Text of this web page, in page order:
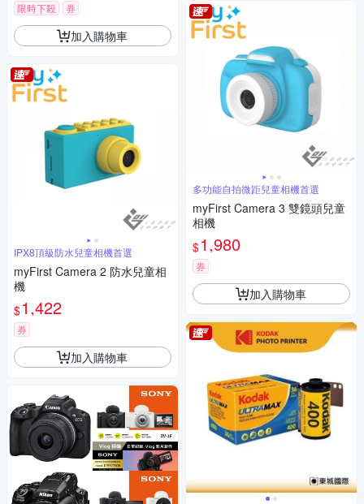
限時下殺
券
加入購物車
IPX8頂級防水兒童相機首選
myFirst Camera 2 防水兒童相
機
$1,422
券
加入購物車
多功能自拍微距兒童相機首選
myFirst Camera 3 雙鏡頭兒童
相機
$1,980
券
加入購物車